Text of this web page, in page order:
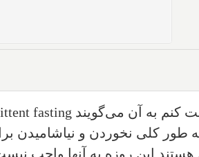
کنم به آن می‌گویند‌ fasting
طور کلی نخوردن و
هستند این روزه به آنها واجب